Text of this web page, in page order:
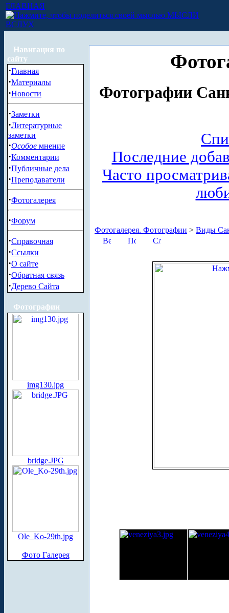
ГЛАВНАЯ
МЫСЛИ
ВСЛУХ
Навигация по
сайту
·Главная
·Материалы
·Новости
·Заметки
·Литературные
заметки
·Особое мнение
·Комментарии
·Публичные дела
·Преподаватели
·Фотогалерея
·Форум
·Справочная
·Ссылки
·О сайте
·Обратная связь
·Дерево Сайта
Фотографии
img130.jpg
bridge.JPG
Ole_Ko-29th.jpg
Фото Галерея
Фотографии
Последние
Часто
Фотогалерея. Фотографии > Виды